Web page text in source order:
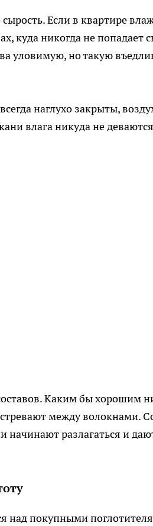
Если в квартире
куда никогда не попадает
уловимую, но такую
наглухо закрыты,
влага никуда не
Каким бы хорошим
между волокнами.
начинают разлагаться и
над покупными